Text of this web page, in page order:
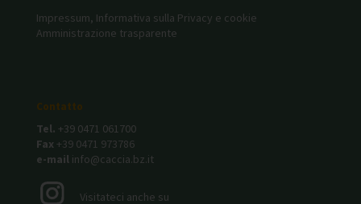
Impressum, Informativa sulla Privacy e cookie
Amministrazione trasparente
Contatto
Tel. +39 0471 061700
Fax +39 0471 973786
e-mail info@caccia.bz.it
Visitateci anche su